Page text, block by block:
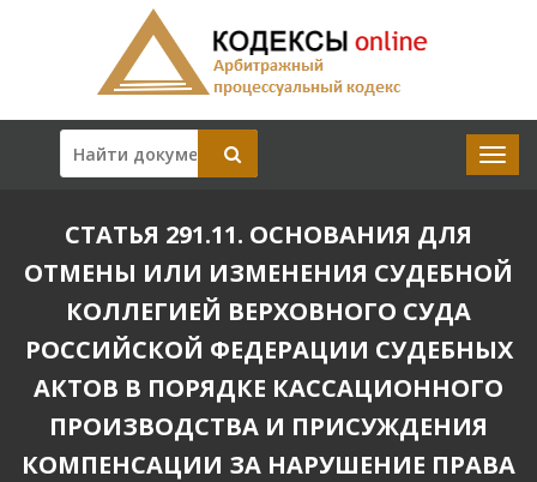
СТАТЬЯ 291.11. ОСНОВАНИЯ ДЛЯ
ОТМЕНЫ ИЛИ ИЗМЕНЕНИЯ СУДЕБНОЙ
КОЛЛЕГИЕЙ ВЕРХОВНОГО СУДА
РОССИЙСКОЙ ФЕДЕРАЦИИ СУДЕБНЫХ
АКТОВ В ПОРЯДКЕ КАССАЦИОННОГО
ПРОИЗВОДСТВА И ПРИСУЖДЕНИЯ
КОМПЕНСАЦИИ ЗА НАРУШЕНИЕ ПРАВА